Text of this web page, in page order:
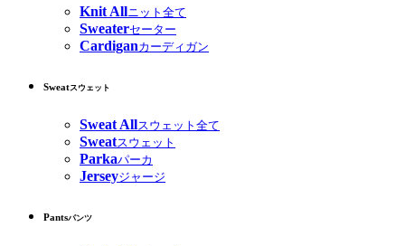
Knit Allニット全て
Sweaterセーター
Cardiganカーディガン
Sweatスウェット
Sweat Allスウェット全て
Sweatスウェット
Parkaパーカ
Jerseyジャージ
Pantsパンツ